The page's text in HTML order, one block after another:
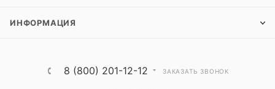
ИНФОРМАЦИЯ
8 (800) 201-12-12 ЗАКАЗАТЬ ЗВОНОК